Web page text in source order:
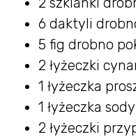
6 daktyli
5 fig drobno
2 łyżeczki
1 łyżeczka
1 łyżeczka
2 łyżeczki